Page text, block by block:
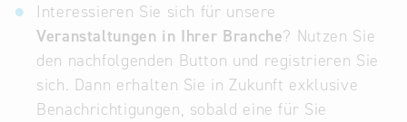
Interessieren Sie sich für unsere
Veranstaltungen in Ihrer Branche? Nutzen Sie
den nachfolgenden Button und registrieren Sie
sich. Dann erhalten Sie in Zukunft exklusive
Benachrichtigungen, sobald eine für Sie